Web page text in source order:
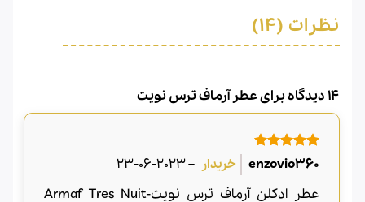
نظرات (14)
14 دیدگاه برای عطر آرماف ترس نویت
امتیاز5از
enzovio360
–
2023-06-23
عطر ادکلن آرماف ترس نویت-Armaf Tres Nuit